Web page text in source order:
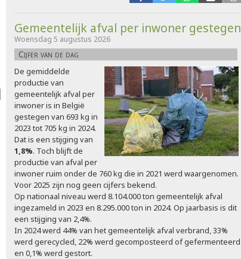
Gemeentelijk afval per inwoner gestegen
Woensdag 5 augustus 2026
Cijfer van de dag
De gemiddelde
productie van
gemeentelijk afval per
inwoner is in België
gestegen van 693 kg in
2023 tot 705 kg in 2024.
Dat is een stijging van
1,8%. Toch blijft de
productie van afval per
inwoner ruim onder de 760 kg die in 2021 werd waargenomen.
Voor 2025 zijn nog geen cijfers bekend.
Op nationaal niveau werd 8.104.000 ton gemeentelijk afval
ingezameld in 2023 en 8.295.000 ton in 2024. Op jaarbasis is dit
een stijging van 2,4%.
In 2024 werd 44% van het gemeentelijk afval verbrand, 33%
werd gerecycled, 22% werd gecomposteerd of gefermenteerd
en 0,1% werd gestort.